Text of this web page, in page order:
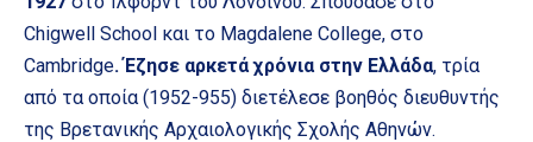
Chigwell School και το Magdalene College, στο
Cambridge.Έζησε αρκετά χρόνια στην Ελλάδα, τρία
από τα οποία (1952-955) διετέλεσε βοηθός διευθυντής
της Βρετανικής Αρχαιολογικής Σχολής Αθηνών.